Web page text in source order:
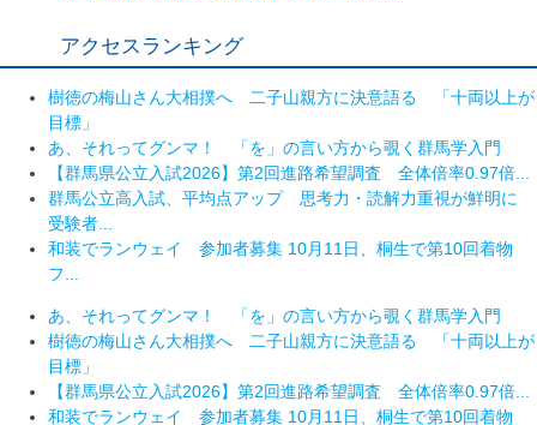
アクセスランキング
樹徳の梅山さん大相撲へ 二子山親方に決意語る 「十両以上が
目標」
あ、それってグンマ！ 「を」の言い方から覗く群馬学入門
【群馬県公立入試2026】第2回進路希望調査 全体倍率0.97倍...
群馬公立高入試、平均点アップ 思考力・読解力重視が鮮明に
受験者...
和装でランウェイ 参加者募集 10月11日、桐生で第10回着物
フ...
あ、それってグンマ！ 「を」の言い方から覗く群馬学入門
樹徳の梅山さん大相撲へ 二子山親方に決意語る 「十両以上が
目標」
【群馬県公立入試2026】第2回進路希望調査 全体倍率0.97倍...
和装でランウェイ 参加者募集 10月11日、桐生で第10回着物